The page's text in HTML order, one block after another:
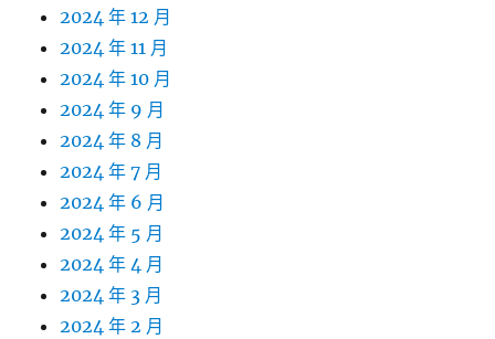
2024 年 12 月
2024 年 11 月
2024 年 10 月
2024 年 9 月
2024 年 8 月
2024 年 7 月
2024 年 6 月
2024 年 5 月
2024 年 4 月
2024 年 3 月
2024 年 2 月